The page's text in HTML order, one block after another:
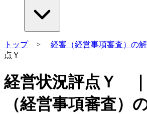
トップ> 経審（経営事項審査）の
点Ｙ
経営状況評点Ｙ
（経営事項審査）